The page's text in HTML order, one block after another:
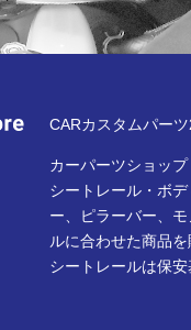
to-box
CARカスタムパー
カーパーツショッ
シートレール・ボ
ー、ピラーバー、
ルに合わせた商品
シートレールは保安